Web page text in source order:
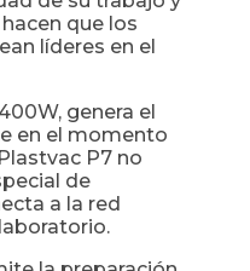
que los
líderes en el
genera el
en el momento
P7 no
de
a la red